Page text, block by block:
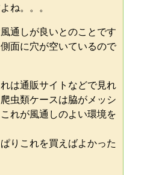
ね。。。
通しが良いとのことです
面に穴が空いているので
は通販サイトなどで見れ
虫類ケースは脇がメッシ
れが風通しのよい環境を
りこれを買えばよかった